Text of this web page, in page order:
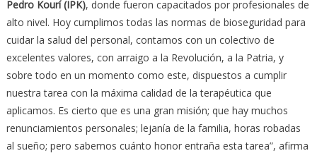
Pedro Kourí (IPK), donde fueron capacitados por profesionales de
alto nivel. Hoy cumplimos todas las normas de bioseguridad para
cuidar la salud del personal, contamos con un colectivo de
excelentes valores, con arraigo a la Revolución, a la Patria, y
sobre todo en un momento como este, dispuestos a cumplir
nuestra tarea con la máxima calidad de la terapéutica que
aplicamos. Es cierto que es una gran misión; que hay muchos
renunciamientos personales; lejanía de la familia, horas robadas
al sueño; pero sabemos cuánto honor entraña esta tarea”, afirma